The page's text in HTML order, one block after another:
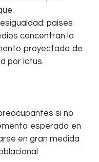
países
concentran la
proyectado de
por ictus.
si no
esperado en
en gran medida